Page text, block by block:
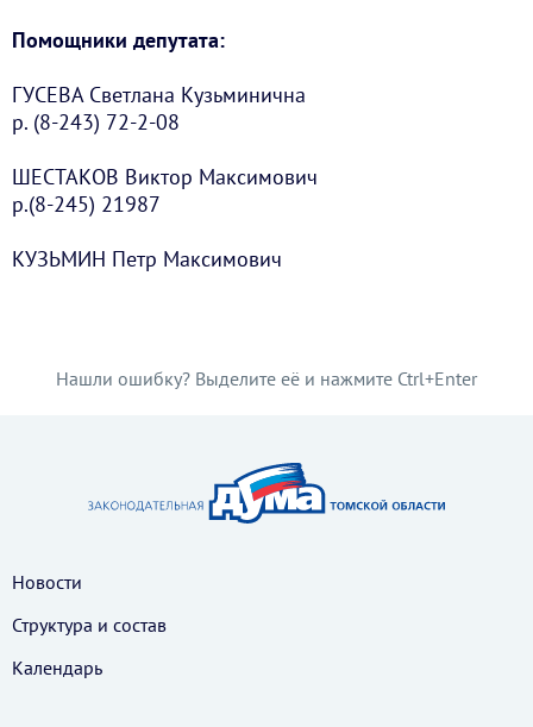
Помощники депутата:
ГУСЕВА Светлана Кузьминична
р. (8-243) 72-2-08
ШЕСТАКОВ Виктор Максимович
р.(8-245) 21987
КУЗЬМИН Петр Максимович
Нашли ошибку? Выделите её и нажмите Ctrl+Enter
Новости
Структура и состав
Календарь